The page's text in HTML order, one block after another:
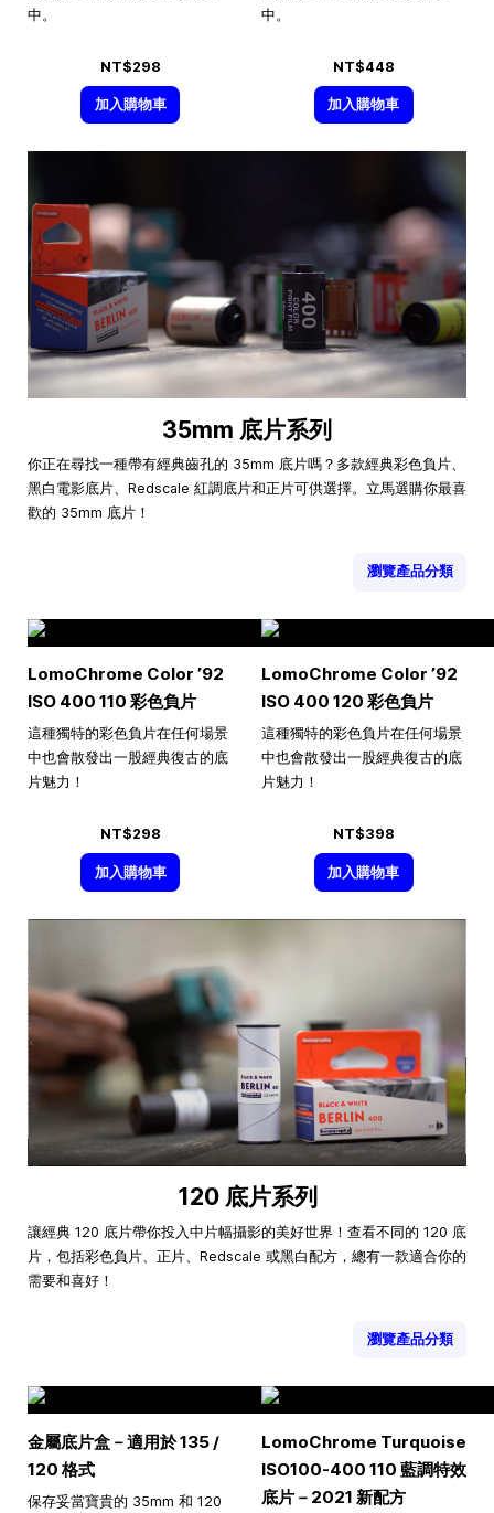
中。
NT$298
加入購物車
35mm 底片系列
你正在尋找一種帶有經典齒孔的 35mm 底片嗎？多款經典彩色負片、
黑白電影底片、Redscale 紅調底片和正片可供選擇。立馬選購你最喜
歡的 35mm 底片！
瀏覽產品分類
中。
NT$448
加入購物車
LomoChrome Color ’92
ISO 400 110 彩色負片
這種獨特的彩色負片在任何場景
中也會散發出一股經典復古的底
片魅力！
NT$298
加入購物車
LomoChrome Color ’92
ISO 400 120 彩色負片
這種獨特的彩色負片在任何場景
中也會散發出一股經典復古的底
片魅力！
NT$398
加入購物車
120 底片系列
讓經典 120 底片帶你投入中片幅攝影的美好世界！查看不同的 120 底
片，包括彩色負片、正片、Redscale 或黑白配方，總有一款適合你的
需要和喜好！
瀏覽產品分類
金屬底片盒－適用於 135 /
120 格式
保存妥當寶貴的 35mm 和 120
LomoChrome Turquoise
ISO100-400 110 藍調特效
底片－2021 新配方